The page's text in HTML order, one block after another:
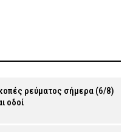
ρεύματος σήμερα (6/8)
οδοί